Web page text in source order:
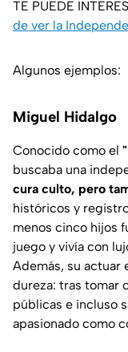
TE PUEDE
de ver la
Algunos ejemplos:
Miguel Hidalgo
Conocido como el
buscaba una
cura culto, pero
históricos y
menos cinco hijos
juego y vivía con
Además, su actuar
dureza: tras tomar
públicas e incluso
apasionado como